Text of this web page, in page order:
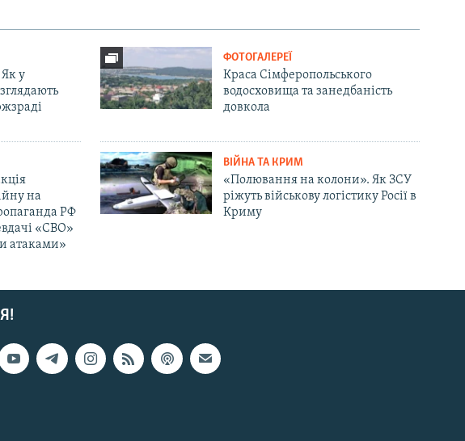
у
ФОТОГАЛЕРЕЇ
Краса Сімферопольського
водосховища та занедбаність
довкола
на
РФ
«СВО»
атаками»
ВІЙНА ТА КРИМ
«Полювання на колони». Як ЗСУ
ріжуть військову логістику Росії в
Криму